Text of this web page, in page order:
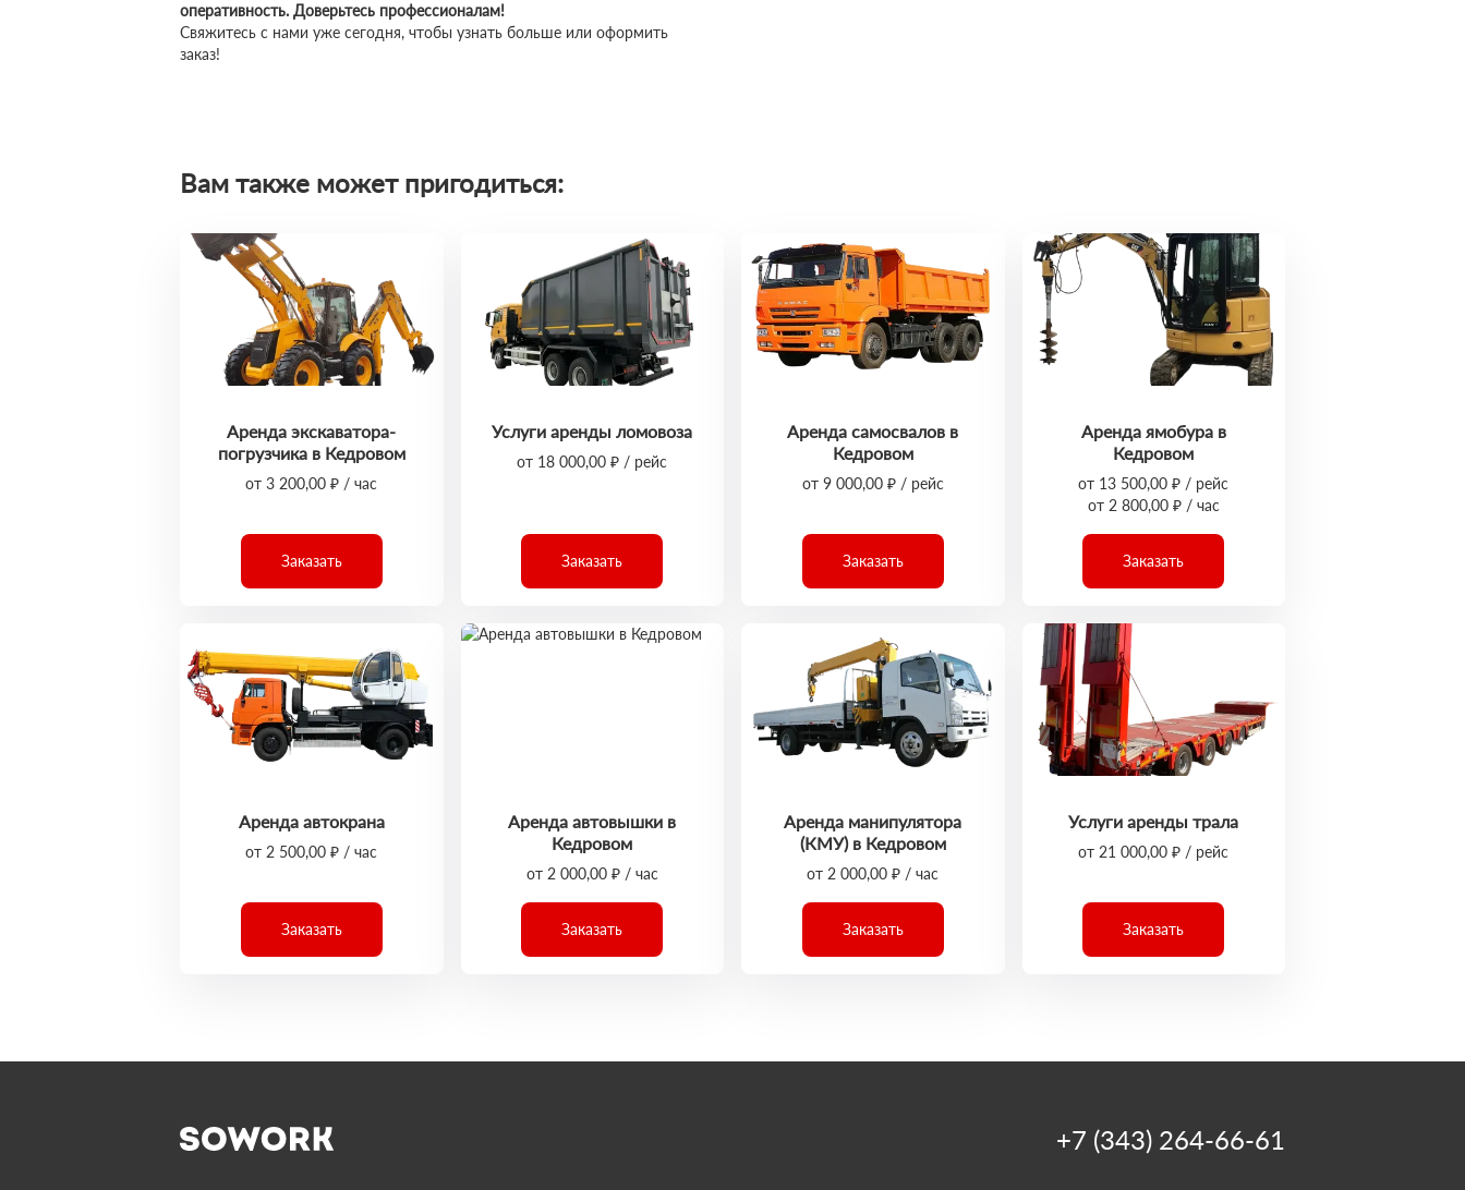
оперативность. Доверьтесь профессионалам!
Свяжитесь с нами уже сегодня, чтобы узнать больше или оформить
заказ!
Вам также может пригодиться:
Аренда экскаватора-
погрузчика в Кедровом
от 3 200,00 ₽ / час
Заказать
Услуги аренды ломовоза
от 18 000,00 ₽ / рейс
Заказать
Аренда самосвалов в
Кедровом
от 9 000,00 ₽ / рейс
Заказать
Аренда ямобура в
Кедровом
от 13 500,00 ₽ / рейс
от 2 800,00 ₽ / час
Заказать
Аренда автокрана
от 2 500,00 ₽ / час
Заказать
Аренда автовышки в
Кедровом
от 2 000,00 ₽ / час
Заказать
Аренда манипулятора
(КМУ) в Кедровом
от 2 000,00 ₽ / час
Заказать
Услуги аренды трала
от 21 000,00 ₽ / рейс
Заказать
+7 (343) 264-66-61